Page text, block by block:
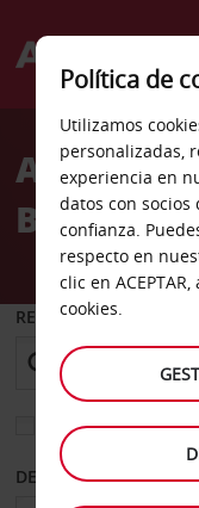
Welcome
AvisAlquiler
Bahru
RECOGER EN
Elegir otra
DESDE
Política de
Utilizamos
personalizadas,
experiencia en
datos con
confianza.
respecto en
clic en
cookies.